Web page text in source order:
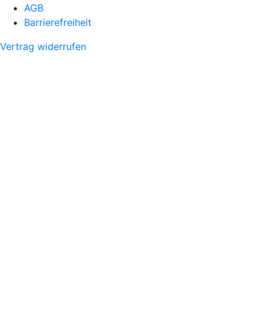
AGB
Barrierefreiheit
Vertrag widerrufen